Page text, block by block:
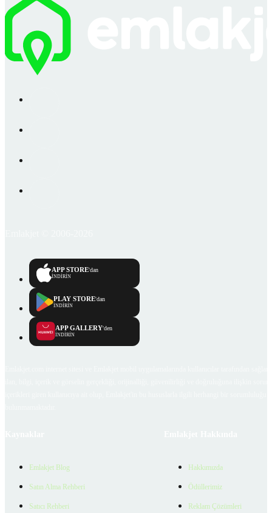
APP STORE'dan
İNDİRİN
PLAY STORE'dan
İNDİRİN
APP GALLERY'den
İNDİRİN
Emlakjet Blog
Satın Alma Rehberi
Satıcı Rehberi
Hakkımızda
Ödüllerimiz
Reklam Çözümleri